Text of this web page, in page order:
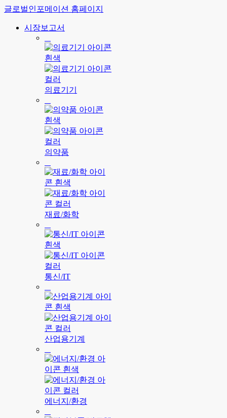
글로벌인포메이션 홈페이지
시장보고서
의료기기
의약품
재료/화학
통신/IT
산업용기계
에너지/환경